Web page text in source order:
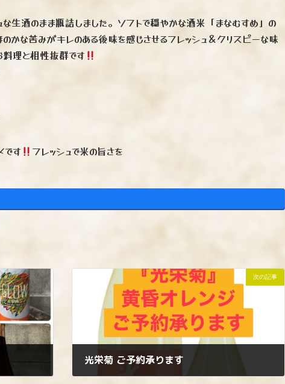
生酒のまま瓶詰しました。ソフトで穏やかな酒米「まなむすめ」の
かな苦みがキレのある後味を感じさせるフレッシュ＆クリスピーな味
理と相性抜群です
す
フレッシュで米の旨さを
次の記事
光栄菊 ご予約承ります